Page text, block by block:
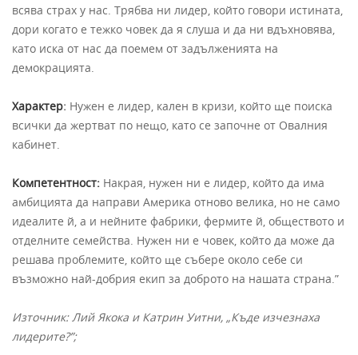
всява страх у нас. Трябва ни лидер, който говори истината,
дори когато е тежко човек да я слуша и да ни вдъхновява,
като иска от нас да поемем от задълженията на
демокрацията.
Характер: Нужен е лидер, кален в кризи, който ще поиска
всички да жертват по нещо, като се започне от Овалния
кабинет.
Компетентност: Накрая, нужен ни е лидер, който да има
амбицията да направи Америка отново велика, но не само
идеалите й, а и нейните фабрики, фермите й, обществото и
отделните семейства. Нужен ни е човек, който да може да
решава проблемите, който ще събере около себе си
възможно най-добрия екип за доброто на нашата страна.”
Източник: Лий Якока и Катрин Уитни, „Къде изчезнаха
лидерите?”;